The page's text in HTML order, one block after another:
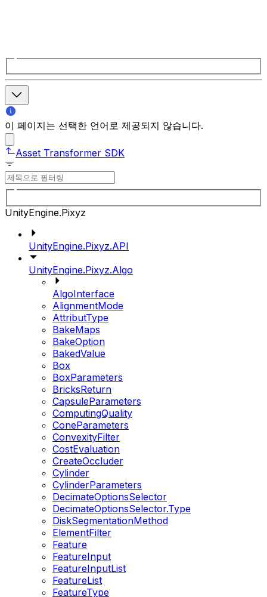
이 페이지는 선택한 언어로 제공되지 않습니다.
Asset Transformer SDK
UnityEngine.Pixyz
UnityEngine.Pixyz.API
UnityEngine.Pixyz.Algo
AlgoInterface
AlignmentMode
AttributType
BakeMaps
BakeOption
BakedValue
Box
BoxParameters
BricksReturn
CapsuleParameters
ComputingQuality
ConeParameters
ConvexityFilter
CostEvaluation
CreateOccluder
Cylinder
CylinderParameters
DecimateOptionsSelector
DecimateOptionsSelector.Type
DiskSegmentationMethod
ElementFilter
Feature
FeatureInput
FeatureInputList
FeatureList
FeatureType